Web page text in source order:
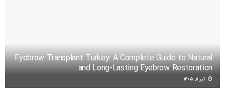
Eyebrow Transplant Turkey: A Complete Guide to Natural
and Long-Lasting Eyebrow Restoration
تیر ۱۱, ۱۴۰۵